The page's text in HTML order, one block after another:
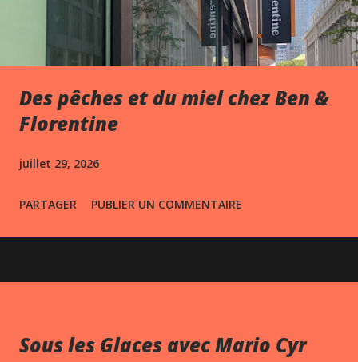
Des pêches et du miel chez Ben &
Florentine
juillet 29, 2026
PARTAGER PUBLIER UN COMMENTAIRE
Sous les Glaces avec Mario Cyr